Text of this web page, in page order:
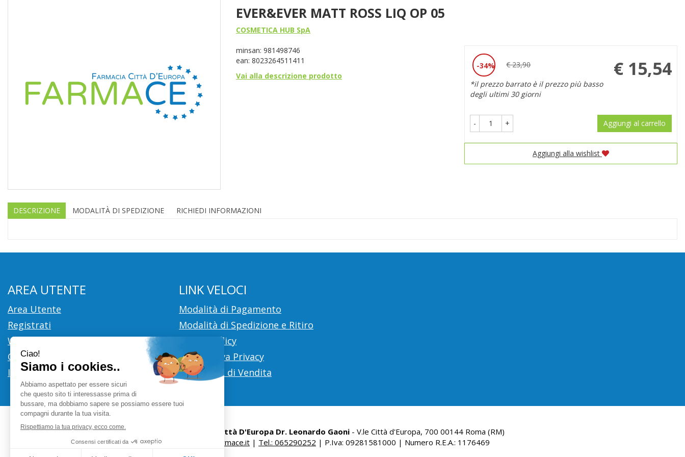
EVER&EVER MATT ROSS LIQ OP 05
COSMETICA HUB SpA
minsan: 981498746
ean: 8023264511411
Vai alla descrizione prodotto
Sconto
34% € 23,90
Prezzo
scontato
€ 15,54
*il prezzo barrato è il prezzo più basso
degli ultimi 30 giorni
- + Aggiungi al carrello
Aggiungi alla wishlist
DESCRIZIONE MODALITÀ DI SPEDIZIONE RICHIEDI INFORMAZIONI
AREA UTENTE
Area Utente
Registrati
Wishlist
Contatti
Iscrizione alla Newsletter
LINK VELOCI
Modalità di Pagamento
Modalità di Spedizione e Ritiro
Cookie Policy
Informativa Privacy
Condizioni di Vendita
Farmacia Città D'Europa Dr. Leonardo Gaoni - V.le Città d'Europa, 700 00144 Roma (RM)
info@farmace.it | Tel.: 065290252 | P.Iva: 09281581000 | Numero R.E.A.: 1176469